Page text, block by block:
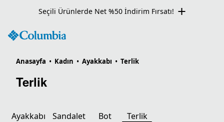
Seçili Ürünlerde Net %50 İndirim Fırsatı!
Anasayfa • Kadın • Ayakkabı • Terlik
Terlik
Ayakkabı Sandalet Bot Terlik